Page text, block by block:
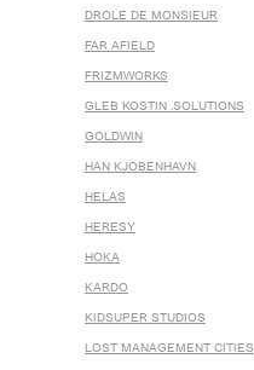
DROLE DE MONSIEUR
FAR AFIELD
FRIZMWORKS
GLEB KOSTIN .SOLUTIONS
GOLDWIN
HAN KJOBENHAVN
HELAS
HERESY
HOKA
KARDO
KIDSUPER STUDIOS
LOST MANAGEMENT CITIES